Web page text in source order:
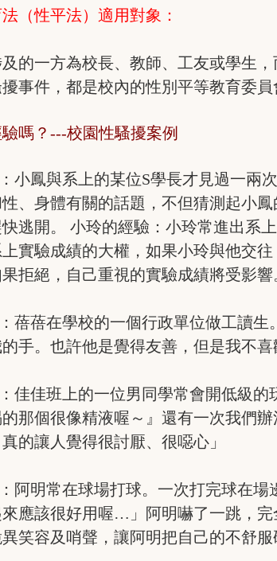
（性平法）適用對象：
的一方為校長、教師、工友或學生
事件，都是校內的性別平等教育委員
嗎？---校園性騷擾案例
小鳳與系上的某位S學長才見過一兩
、身體有關的話題，不但猜測起小
逃開。 小玲的經驗：小玲常進出系
實驗成績的大權，如果小玲與他交
拒絕，自己重視的實驗成績將受影響
蓓蓓在學校的一個行政單位做工讀
手。也許他是覺得友善，但是我不喜
佳佳班上的一位男同學常會開低級
的那個很像精液喔～』還有一次我們
的讓人覺得很討厭、很噁心」
阿明常在球場打球。一次打完球在
應該很好用喔…」阿明嚇了一跳，
笑容及哨聲，讓阿明把自己的不舒服